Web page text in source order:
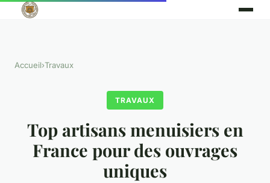
Accueil›Travaux
TRAVAUX
Top artisans menuisiers en
France pour des ouvrages
uniques